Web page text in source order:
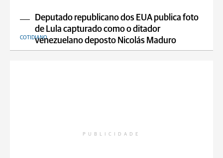
Deputado republicano dos EUA publica foto
de Lula capturado como o ditador
venezuelano deposto Nicolás Maduro
COTIDIANO
PUBLICIDADE